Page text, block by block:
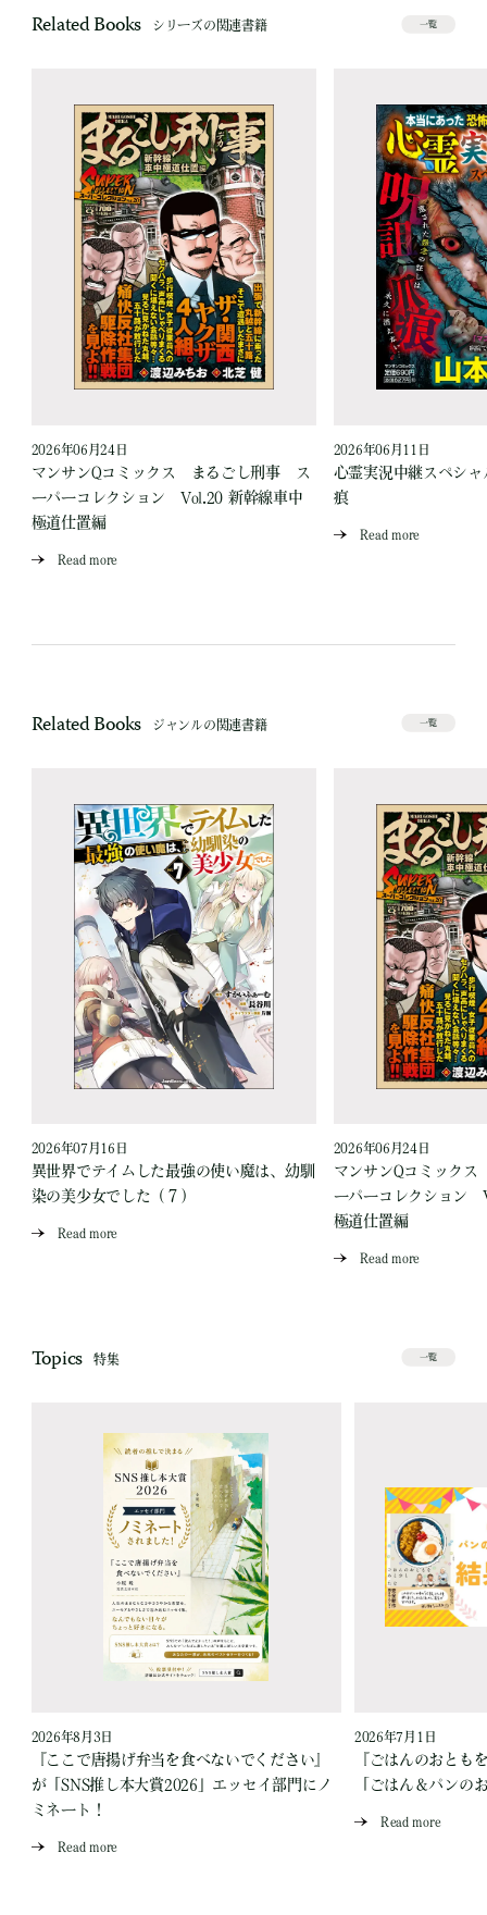
Related Books シリーズの関連書籍 一覧
2026年06月24日
マンサンQコミックス まるごし刑事 ス
ーパーコレクション Vol.20 新幹線車中
極道仕置編
Read more
2026年06月11日
心霊実況中継スペシ
痕
Read more
Related Books ジャンルの関連書籍 一覧
2026年07月16日
異世界でテイムした最強の使い魔は、幼馴
染の美少女でした（７）
Read more
2026年06月24日
マンサンQコミック
ーパーコレクション
極道仕置編
Read more
Topics 特集 一覧
2026年8月3日
『ここで唐揚げ弁当を食べないでください』
が「SNS推し本大賞2026」エッセイ部門にノ
ミネート！
Read more
2026年7月1日
『ごはんのおとも
「ごはん＆パンの
Read more